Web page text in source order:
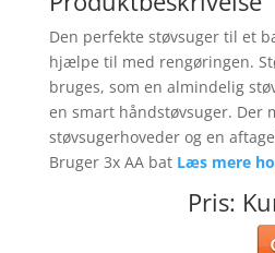
Den perfekte støvsuger til et
hjælpe til med rengøringen.
bruges, som en almindelig
en smart håndstøvsuger. Der
støvsugerhoveder og en
Bruger 3x AA bat Læs mere
Pris: